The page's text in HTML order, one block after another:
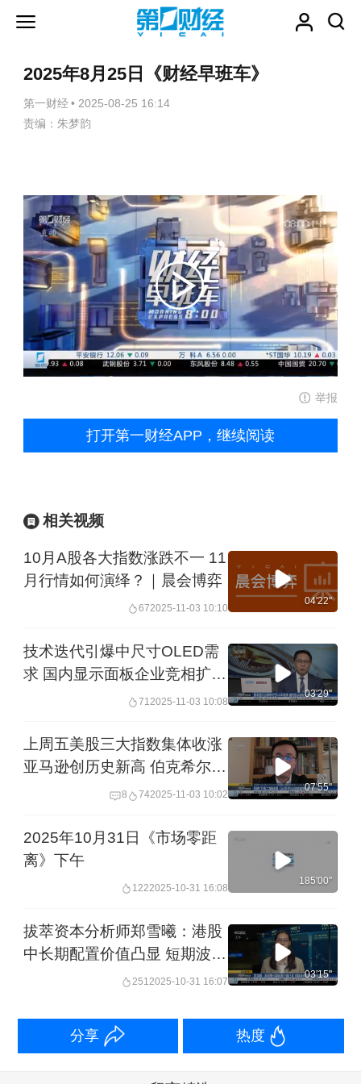
2025年8月25日《财经早班车》
第一财经 • 2025-08-25 16:14
责编：朱梦韵
举报
打开第一财经APP，继续阅读
相关视频
10月A股各大指数涨跌不一 11
月行情如何演绎？｜晨会博弈
672025-11-03 10:10
04'22''
技术迭代引爆中尺寸OLED需
求 国内显示面板企业竞相扩产
71 2025-11-03 10:08
03'29''
上周五美股三大指数集体收涨
亚马逊创历史新高 伯克希尔利
润大增 连续5季度不回购 现金
议终止特朗普全球关税政策 但
众议院通过难度大 ｜从华尔街
8 742025-11-03 10:02
07'55''
2025年10月31日《市场零距
离》下午
1222025-10-31 16:08
185'00''
拔萃资本分析师郑雪曦：港股
中长期配置价值凸显 短期波动
中资金转向业绩驱动
2512025-10-31 16:07
03'15''
分享 热度